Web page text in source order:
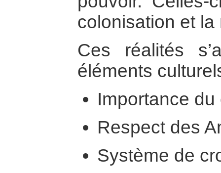
colonisation et
Ces réalités
éléments
Importance
Respect des
Système de